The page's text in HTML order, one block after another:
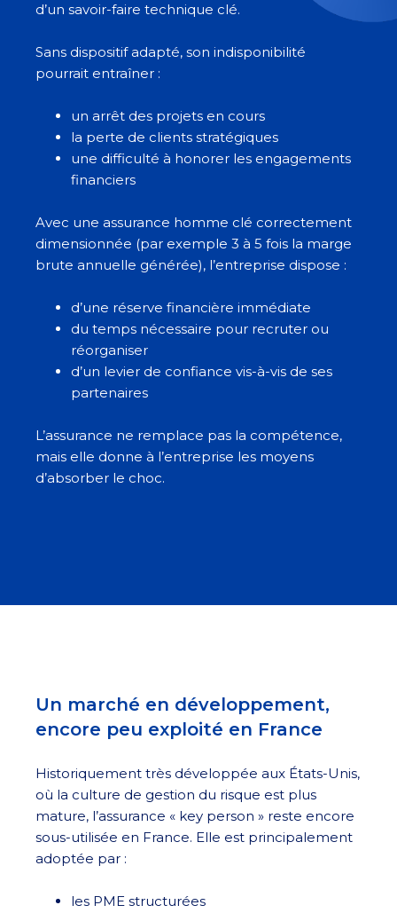
d’un savoir-faire technique clé.
Sans dispositif adapté, son indisponibilité
pourrait entraîner :
un arrêt des projets en cours
la perte de clients stratégiques
une difficulté à honorer les engagements
financiers
Avec une assurance homme clé correctement
dimensionnée (par exemple 3 à 5 fois la marge
brute annuelle générée), l’entreprise dispose :
d’une réserve financière immédiate
du temps nécessaire pour recruter ou
réorganiser
d’un levier de confiance vis-à-vis de ses
partenaires
L’assurance ne remplace pas la compétence,
mais elle donne à l’entreprise les moyens
d’absorber le choc.
Un marché en développement,
encore peu exploité en France
Historiquement très développée aux États-Unis,
où la culture de gestion du risque est plus
mature, l’assurance « key person » reste encore
sous-utilisée en France. Elle est principalement
adoptée par :
les PME structurées